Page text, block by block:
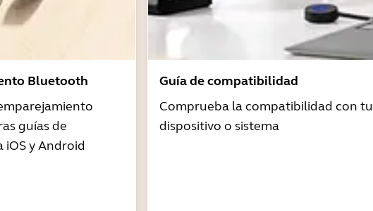
Bluetooth
guías de
y Android
Guía de compatibilidad
Comprueba la compatibilidad con tu
dispositivo o sistema